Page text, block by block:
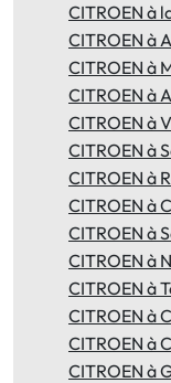
CITROEN à
CITROEN à
CITROEN à
CITROEN à
CITROEN à
CITROEN à
CITROEN à
CITROEN à
CITROEN à
CITROEN à
CITROEN à
CITROEN à
CITROEN à
CITROEN à